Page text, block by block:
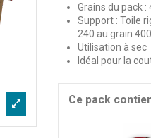
Grains du pack :
Support : Toile
240 au grain 400
Utilisation à sec
Idéal pour la
Ce pack